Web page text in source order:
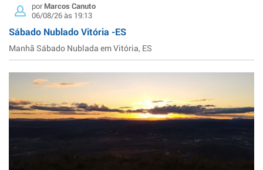
porMarcos Canuto
06/08/26 às 19:13
Sábado Nublado Vitória -ES
Manhã Sábado Nublada em Vitória, ES